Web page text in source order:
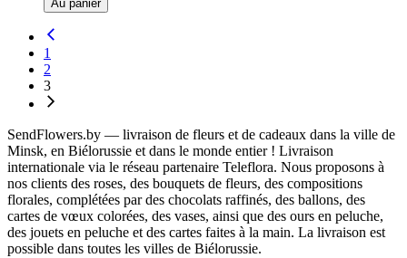
Au panier
1
2
3
SendFlowers.by — livraison de fleurs et de cadeaux dans la ville de
Minsk, en Biélorussie et dans le monde entier ! Livraison
internationale via le réseau partenaire Teleflora. Nous proposons à
nos clients des roses, des bouquets de fleurs, des compositions
florales, complétées par des chocolats raffinés, des ballons, des
cartes de vœux colorées, des vases, ainsi que des ours en peluche,
des jouets en peluche et des cartes faites à la main. La livraison est
possible dans toutes les villes de Biélorussie.